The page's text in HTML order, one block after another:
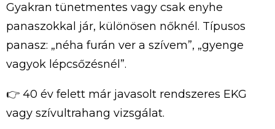
Gyakran tünetmentes vagy csak enyhe
panaszokkal jár, különösen nőknél. Típusos
panasz: „néha furán ver a szívem”, „gyenge
vagyok lépcsőzésnél”.
👉 40 év felett már javasolt rendszeres EKG
vagy szívultrahang vizsgálat.